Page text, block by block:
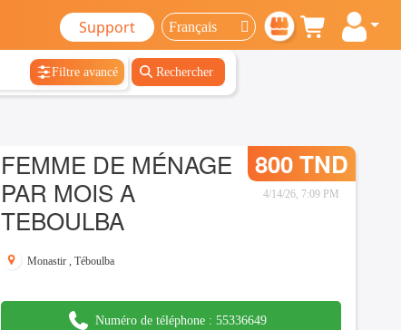
Support
Filtre avancé Rechercher
FEMME DE MÉNAGE
PAR MOIS A
TEBOULBA
800 TND
4/14/26, 7:09 PM
Monastir ,Téboulba
Numéro de téléphone : 55336649